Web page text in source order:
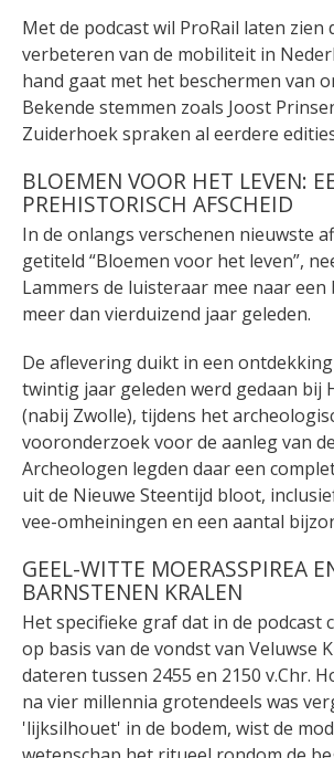
Met de podcast wil ProRail laten zien
verbeteren van de mobiliteit in
hand gaat met het beschermen van
Bekende stemmen zoals Joost
Zuiderhoek spraken al eerdere
BLOEMEN VOOR HET LEVEN:
PREHISTORISCH AFSCHEID
In de onlangs verschenen nieuwste
getiteld “Bloemen voor het leven”,
Lammers de luisteraar mee naar
meer dan vierduizend jaar geleden.
De aflevering duikt in een
twintig jaar geleden werd gedaan bij
(nabij Zwolle), tijdens het
vooronderzoek voor de aanleg van
Archeologen legden daar een
uit de Nieuwe Steentijd bloot,
vee-omheiningen en een aantal
GEEL-WITTE MOERASSPIREA
BARNSTENEN KRALEN
Het specifieke graf dat in de podcast
op basis van de vondst van Veluwse
dateren tussen 2455 en 2150 v.Chr.
na vier millennia grotendeels was
'lijksilhouet' in de bodem, wist de